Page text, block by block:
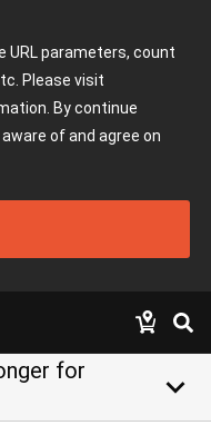
URL parameters, count
Please visit
By continue
of and agree on
for
keyboard_arrow_down